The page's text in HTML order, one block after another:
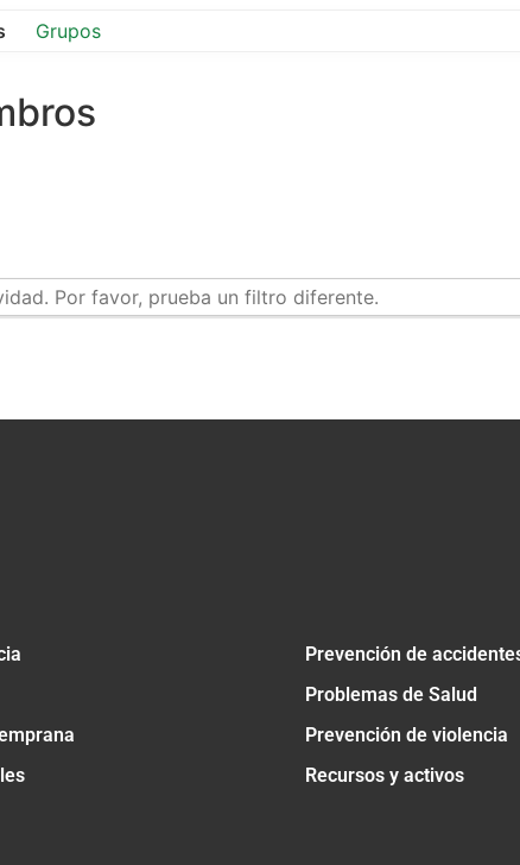
Grupos
Por favor, prueba un filtro diferente.
Prevención de
Problemas de Salud
Prevención de violencia
Recursos y activos